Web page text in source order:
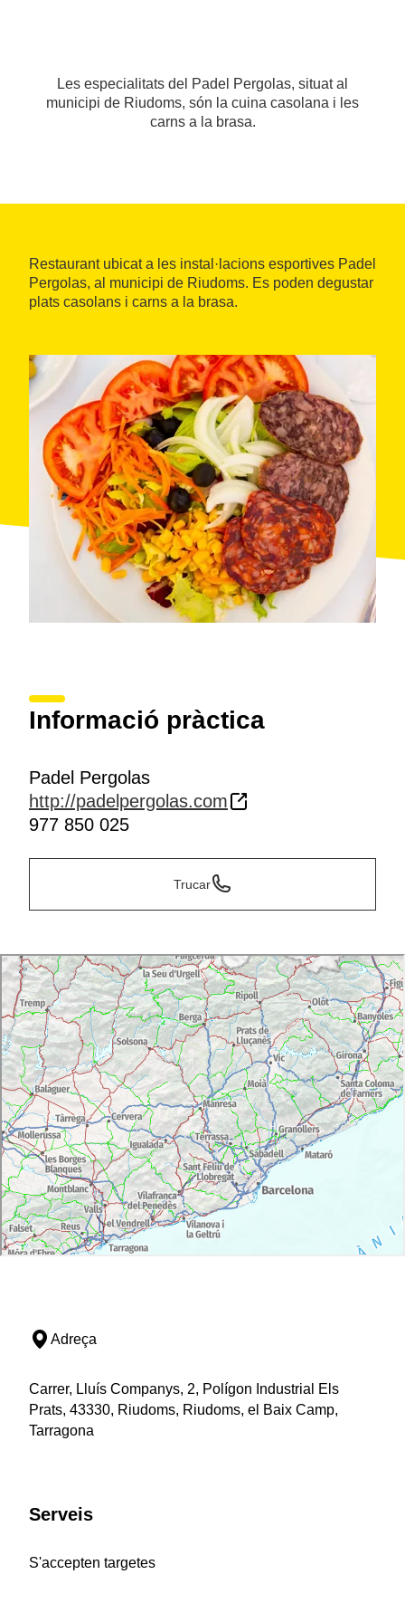
Les especialitats del Padel Pergolas, situat al
municipi de Riudoms, són la cuina casolana i les
carns a la brasa.
Restaurant ubicat a les instal·lacions esportives Padel
Pergolas, al municipi de Riudoms. Es poden degustar
plats casolans i carns a la brasa.
Informació pràctica
Padel Pergolas
http://padelpergolas.com
977 850 025
Trucar
Adreça
Carrer, Lluís Companys, 2, Polígon Industrial Els
Prats, 43330, Riudoms, Riudoms, el Baix Camp,
Tarragona
Serveis
S'accepten targetes